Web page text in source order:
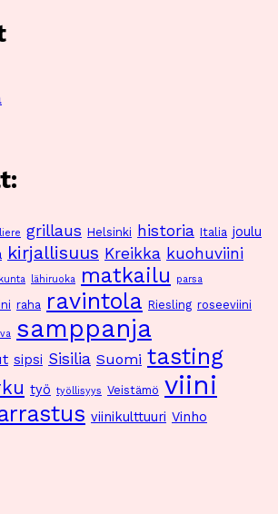
grillaus Helsinki historia Italia joulu
kirjallisuus Kreikka kuohuviini
lähiruoka matkailu parsa
raha ravintola Riesling roseeviini
samppanja
sipsi Sisilia Suomi tasting
työ työllisyys Veistämö viini
viinikulttuuri Vinho